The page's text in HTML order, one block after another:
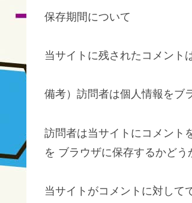
保存期間について
当サイトに残されたコメント
備考）訪問者は個人情報をブ
訪問者は当サイトにコメント
を ブラウザに保存するかどう
当サイトがコメントに対して